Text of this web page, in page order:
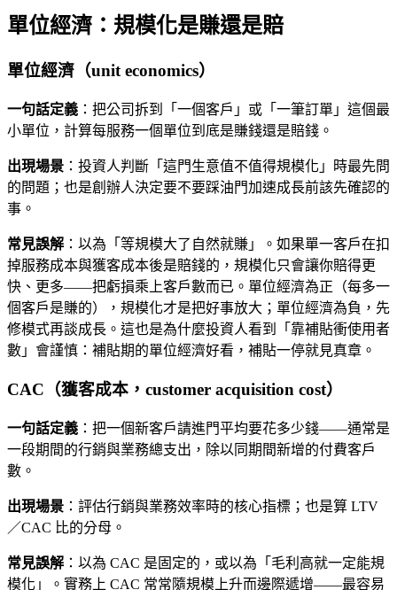
單位經濟：規模化是賺還是賠
單位經濟（unit economics）
一句話定義 ：把公司拆到「一個客戶」或「一筆訂單」這個最
小單位，計算每服務一個單位到底是賺錢還是賠錢。
出現場景 ：投資人判斷「這門生意值不值得規模化」時最先問
的問題；也是創辦人決定要不要踩油門加速成長前該先確認的
事。
常見誤解 ：以為「等規模大了自然就賺」。如果單一客戶在扣
掉服務成本與獲客成本後是賠錢的，規模化只會讓你賠得更
快、更多——把虧損乘上客戶數而已。單位經濟為正（每多一
個客戶是賺的），規模化才是把好事放大；單位經濟為負，先
修模式再談成長。這也是為什麼投資人看到「靠補貼衝使用者
數」會謹慎：補貼期的單位經濟好看，補貼一停就見真章。
CAC（獲客成本，customer acquisition cost）
一句話定義 ：把一個新客戶請進門平均要花多少錢——通常是
一段期間的行銷與業務總支出，除以同期間新增的付費客戶
數。
出現場景 ：評估行銷與業務效率時的核心指標；也是算 LTV
／CAC 比的分母。
常見誤解 ：以為 CAC 是固定的，或以為「毛利高就一定能規
模化」。實務上 CAC 常常隨規模上升而邊際遞增——最容易